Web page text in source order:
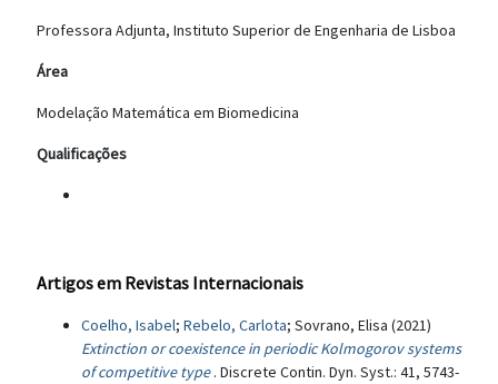
Professora Adjunta, Instituto Superior de Engenharia de Lisboa
Área
Modelação Matemática em Biomedicina
Qualificações
Artigos em Revistas Internacionais
Coelho, Isabel; Rebelo, Carlota; Sovrano, Elisa (2021)
Extinction or coexistence in periodic Kolmogorov systems
of competitive type . Discrete Contin. Dyn. Syst.: 41, 5743-